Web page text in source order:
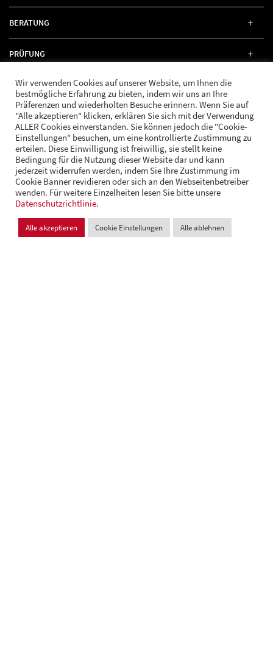
BERATUNG
PRÜFUNG
RECHT
FOLGE UNS
© Andrä Consulting Datenschutz
Cookie Einstellungen
Design und Entwicklung:VI BRAND STUDIOS
Wir verwenden Cookies auf unserer Website, um Ihnen die
bestmögliche Erfahrung zu bieten, indem wir uns an Ihre
Präferenzen und wiederholten Besuche erinnern. Wenn Sie auf
"Alle akzeptieren" klicken, erklären Sie sich mit der Verwendung
ALLER Cookies einverstanden. Sie können jedoch die "Cookie-
Einstellungen" besuchen, um eine kontrollierte Zustimmung zu
erteilen. Diese Einwilligung ist freiwillig, sie stellt keine
Bedingung für die Nutzung dieser Website dar und kann
jederzeit widerrufen werden, indem Sie Ihre Zustimmung im
Cookie Banner revidieren oder sich an den Webseitenbetreiber
wenden. Für weitere Einzelheiten lesen Sie bitte unsere
Datenschutzrichtlinie.
Alle akzeptieren Cookie Einstellungen Alle ablehnen